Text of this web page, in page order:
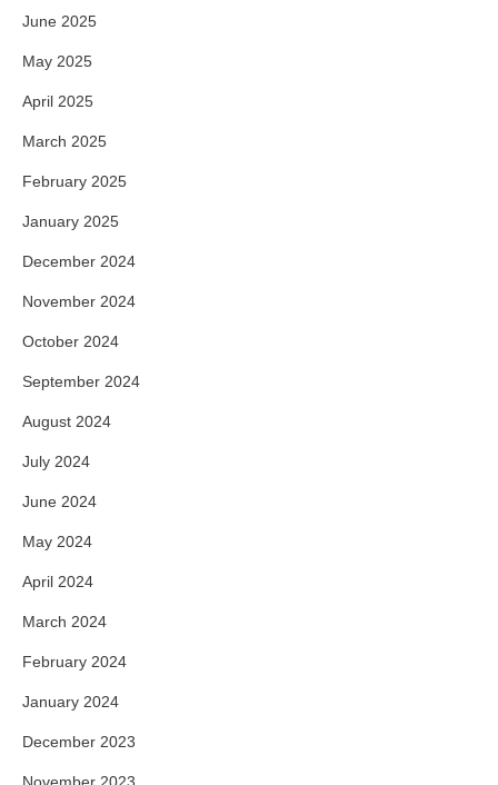
June 2025
May 2025
April 2025
March 2025
February 2025
January 2025
December 2024
November 2024
October 2024
September 2024
August 2024
July 2024
June 2024
May 2024
April 2024
March 2024
February 2024
January 2024
December 2023
November 2023